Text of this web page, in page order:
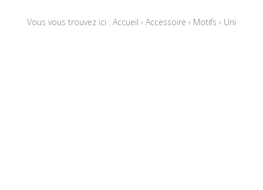
Vous vous trouvez ici : Accueil › Accessoire › Motifs › Uni